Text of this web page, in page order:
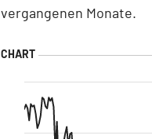
vergangenen Monate.